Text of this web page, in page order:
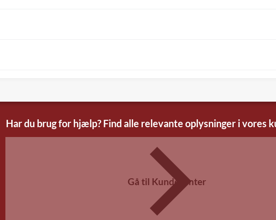
Har du brug for hjælp? Find alle relevante oplysninger i vores
Gå til Kundecenter